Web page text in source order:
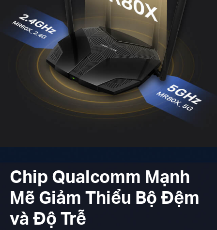
Chip Qualcomm Mạnh
Mẽ Giảm Thiểu Bộ Đệm
và Độ Trễ